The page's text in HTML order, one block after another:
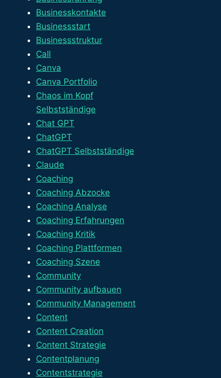
Businesskontakte
Businessstart
Businessstruktur
Call
Canva
Canva Portfolio
Chaos im Kopf
Selbstständige
Chat GPT
ChatGPT
ChatGPT Selbstständige
Claude
Coaching
Coaching Abzocke
Coaching Analyse
Coaching Erfahrungen
Coaching Kritik
Coaching Plattformen
Coaching Szene
Community
Community aufbauen
Community Management
Content
Content Creation
Content Strategie
Contentplanung
Contentstrategie